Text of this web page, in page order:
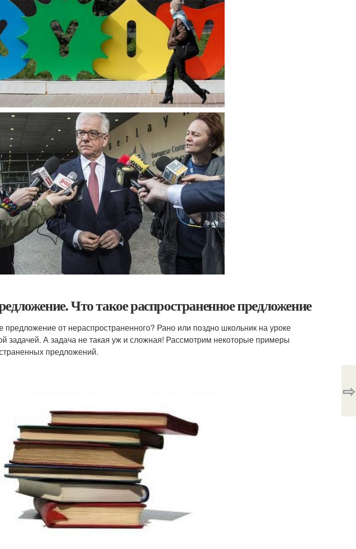
Что такое распространенное предложение
предложение от нераспространенного? Рано или поздно школьник на уроке
задачей. А задача не такая уж и сложная! Рассмотрим некоторые примеры
предложений.
⇨